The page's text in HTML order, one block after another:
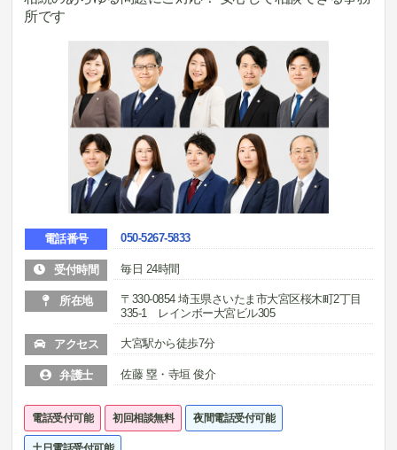
所です
電話番号 050-5267-5833
受付時間 毎日 24時間
所在地
〒330-0854 埼玉県さいたま市大宮区桜木町2丁目
335-1 レインボー大宮ビル305
アクセス 大宮駅から徒歩7分
弁護士 佐藤 塁・寺垣 俊介
電話受付可能 初回相談無料 夜間電話受付可能